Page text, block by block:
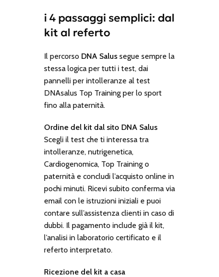
i 4 passaggi semplici: dal
kit al referto
Il percorso DNA Salussegue sempre la
stessa logica per tutti i test, dai
pannelli per intolleranze al test
DNAsalus Top Trainingper lo sport
fino alla paternità.
Ordine del kit dal sito DNA Salus
Scegli il test che ti interessa tra
intolleranze, nutrigenetica,
Cardiogenomica, Top Training o
paternità e concludi l’acquisto online in
pochi minuti. Ricevi subito conferma via
email con le istruzioni iniziali e puoi
contare sull’assistenza clienti in caso di
dubbi. Il pagamento include già il kit,
l’analisi in laboratorio certificato e il
referto interpretato.
Ricezione del kit a casa